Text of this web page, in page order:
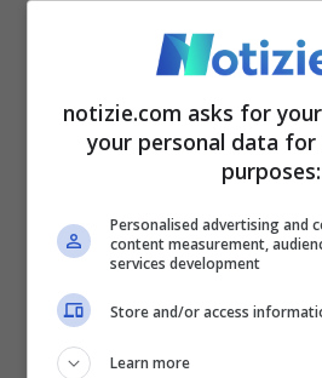
19
notizie.com asks for
your personal data
purposes:
Personalised advertising and
content measurement,
services development
Store and/or access
Learn more